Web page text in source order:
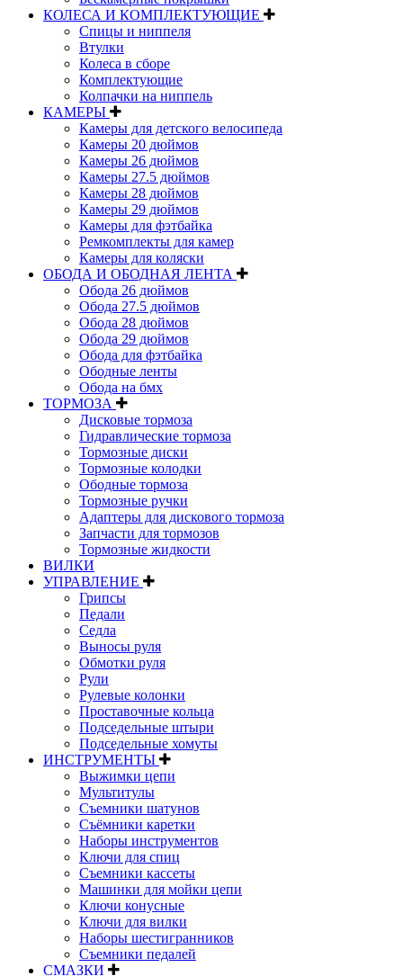
КОЛЕСА И КОМПЛЕКТУЮЩИЕ
Спицы и ниппеля
Втулки
Колеса в сборе
Комплектующие
Колпачки на ниппель
КАМЕРЫ
Камеры для детского велосипеда
Камеры 20 дюймов
Камеры 26 дюймов
Камеры 27.5 дюймов
Камеры 28 дюймов
Камеры 29 дюймов
Камеры для фэтбайка
Ремкомплекты для камер
Камеры для коляски
ОБОДА И ОБОДНАЯ ЛЕНТА
Обода 26 дюймов
Обода 27.5 дюймов
Обода 28 дюймов
Обода 29 дюймов
Обода для фэтбайка
Ободные ленты
Обода на бмх
ТОРМОЗА
Дисковые тормоза
Гидравлические тормоза
Тормозные диски
Тормозные колодки
Ободные тормоза
Тормозные ручки
Адаптеры для дискового тормоза
Запчасти для тормозов
Тормозные жидкости
ВИЛКИ
УПРАВЛЕНИЕ
Грипсы
Педали
Седла
Выносы руля
Обмотки руля
Рули
Рулевые колонки
Проставочные кольца
Подседельные штыри
Подседельные хомуты
ИНСТРУМЕНТЫ
Выжимки цепи
Мультитулы
Съемники шатунов
Съёмники каретки
Наборы инструментов
Ключи для спиц
Съемники кассеты
Машинки для мойки цепи
Ключи конусные
Ключи для вилки
Наборы шестигранников
Съемники педалей
СМАЗКИ